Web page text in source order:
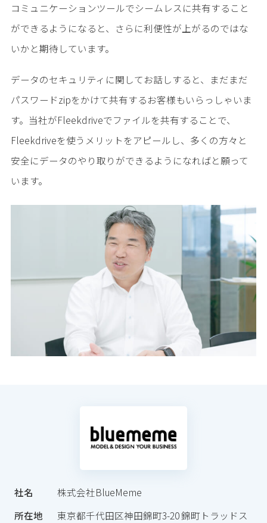
コミュニケーションツールでシームレスに共有すること
ができるようになると、さらに利便性が上がるのではな
いかと期待しています。
データのセキュリティに関してお話しすると、まだまだ
パスワードzipをかけて共有するお客様もいらっしゃいま
す。当社がFleekdriveでファイルを共有することで、
Fleekdriveを使うメリットをアピールし、多くの方々と
安全にデータのやり取りができるようになればと願って
います。
社名
株式会社BlueMeme
所在地
東京都千代田区神田錦町3-20 錦町トラッドス